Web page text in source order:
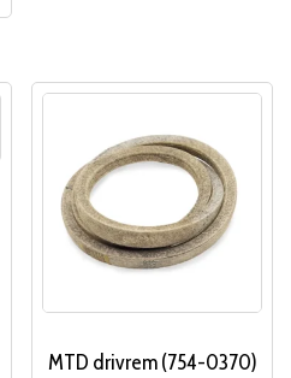
MTD drivrem (754-0370)